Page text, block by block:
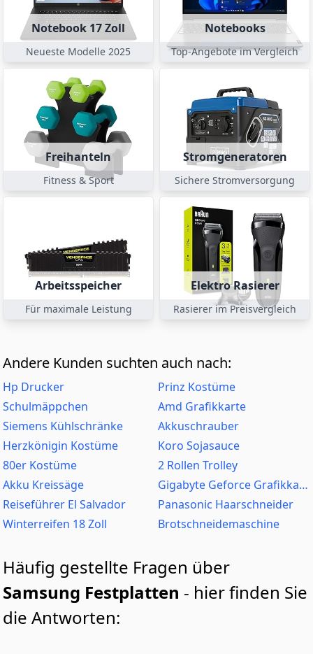
Notebook 17 Zoll
Neueste Modelle 2025
Notebooks
Top-Angebote im Vergleich
Freihanteln
Fitness & Sport
Stromgeneratoren
Sichere Stromversorgung
Arbeitsspeicher
Für maximale Leistung
Elektro Rasierer
Rasierer im Preisvergleich
Andere Kunden suchten auch nach:
Hp Drucker
Prinz Kostüme
Schulmäppchen
Amd Grafikkarte
Siemens Kühlschränke
Akkuschrauber
Herzkönigin Kostüme
Koro Sojasauce
80er Kostüme
2 Rollen Trolley
Akku Kreissäge
Gigabyte Geforce Grafikkarte
Reiseführer El Salvador
Panasonic Haarschneider
Winterreifen 18 Zoll
Brotschneidemaschine
Häufig gestellte Fragen über
Samsung Festplatten - hier finden Sie
die Antworten: